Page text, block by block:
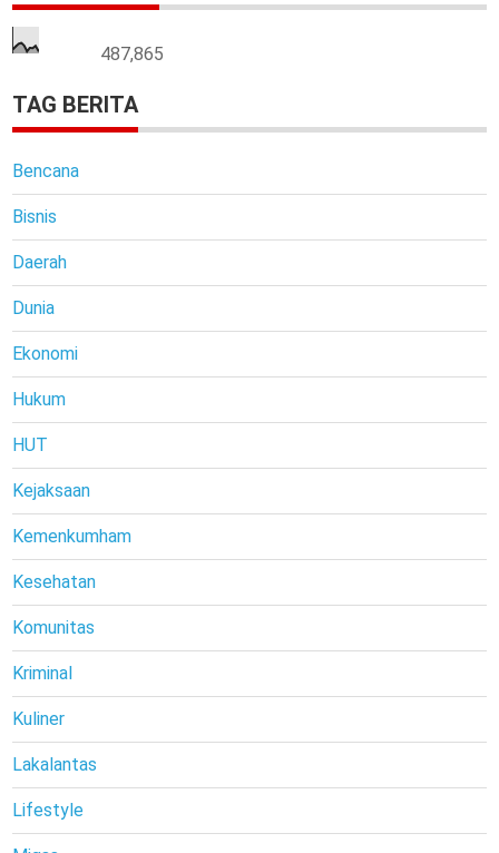
487,865
TAG BERITA
Bencana
Bisnis
Daerah
Dunia
Ekonomi
Hukum
HUT
Kejaksaan
Kemenkumham
Kesehatan
Komunitas
Kriminal
Kuliner
Lakalantas
Lifestyle